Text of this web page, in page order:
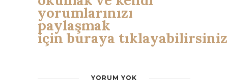
yorumlarınızı
paylaşmak
için buraya
YORUM YOK